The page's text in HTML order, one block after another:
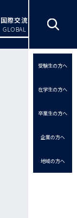
国際交流
GLOBAL
受験生の方へ
在学生の方へ
卒業生の方へ
企業の方へ
地域の方へ